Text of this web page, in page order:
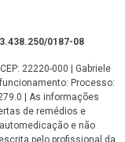
0187-08
22220-000 | Gabriele
Processo:
| As informações
de remédios e
e não
pelo profissional da